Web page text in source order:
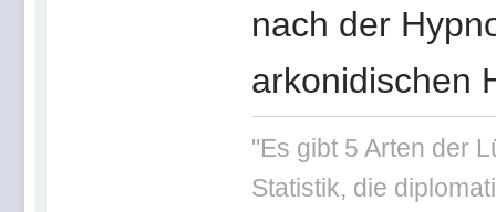
nach der
arkonidischen
"Es gibt 5 Arten der
Statistik, die